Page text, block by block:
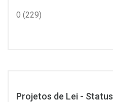
0 (229)
Projetos de Lei - Status